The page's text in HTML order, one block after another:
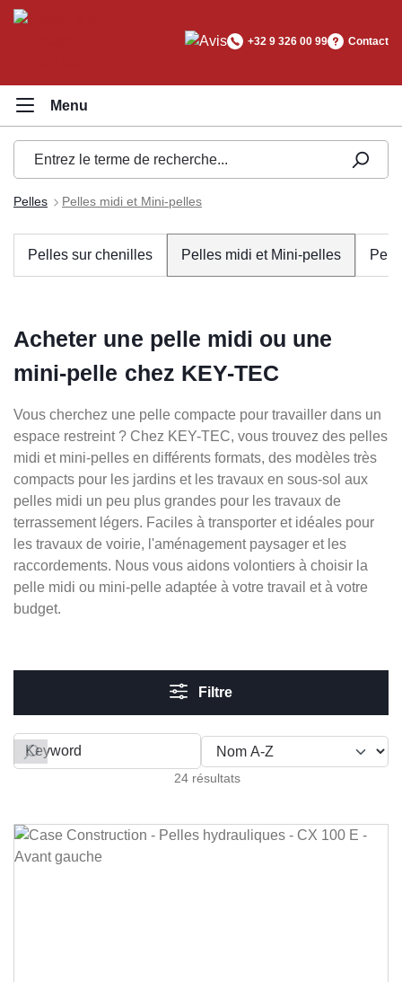
principal
+32 9 326 00 99 Contact
Pelles Pelles midi et Mini-pelles
Pelles sur chenilles Pelles midi et Mini-pelles
Acheter une pelle midi ou une
mini-pelle chez KEY-TEC
Vous cherchez une pelle compacte pour travailler dans un
espace restreint ? Chez KEY-TEC, vous trouvez des pelles
midi et mini-pelles en différents formats, des modèles très
compacts pour les jardins et les travaux en sous-sol aux
pelles midi un peu plus grandes pour les travaux de
terrassement légers. Faciles à transporter et idéales pour
les travaux de voirie, l'aménagement paysager et les
raccordements. Nous vous aidons volontiers à choisir la
pelle midi ou mini-pelle adaptée à votre travail et à votre
budget.
Filtre
24 résultats
Filter by